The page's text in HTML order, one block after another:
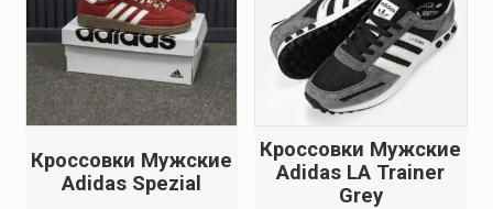
Кроссовки Мужские
Adidas Spezial
Кроссовки Мужские
Adidas LA Trainer
Grey